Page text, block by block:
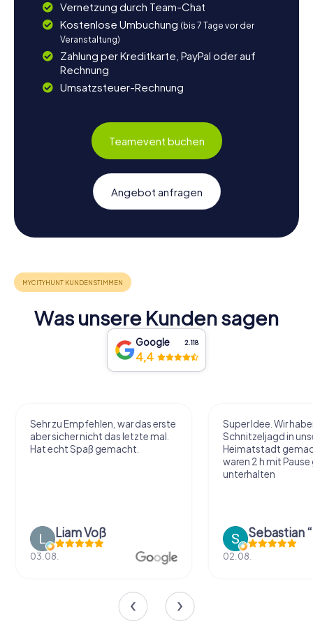
Vernetzung durch Team-Chat
Kostenlose Umbuchung (bis 7 Tage vor der
Veranstaltung)
Zahlung per Kreditkarte, PayPal oder auf
Rechnung
Umsatzsteuer-Rechnung
Teamevent buchen
Angebot anfragen
Was unsere Kunden sagen
Google 2.118
4,4
Sehr zu Empfehlen, war das erste
aber sicher nicht das letzte mal.
Hat echt Spaß gemacht.
Liam Voß
03.08.
Super Idee. Wir
Schnitzeljagd in
Heimatstadt
waren 2 h mit
unterhalten
02.08.